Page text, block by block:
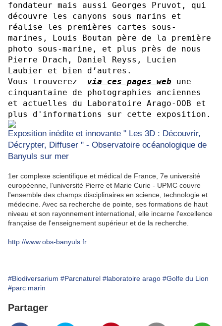
fondateur mais aussi Georges Pruvot, qui
découvre les canyons sous marins et
réalise les premières cartes sous-
marines, Louis Boutan père de la première
photo sous-marine, et plus près de nous
Pierre Drach, Daniel Reyss, Lucien
Laubier et bien d’autres.
Vous trouverez via ces pages web une
cinquantaine de photographies anciennes
et actuelles du Laboratoire Arago-OOB et
plus d'informations sur cette exposition.
Exposition inédite et innovante " Les 3D : Découvrir,
Décrypter, Diffuser " - Observatoire océanologique de
Banyuls sur mer
1er complexe scientifique et médical de France, 7e université
européenne, l'université Pierre et Marie Curie - UPMC couvre
l'ensemble des champs disciplinaires en science, technologie et
médecine. Avec sa recherche de pointe, ses formations de haut
niveau et son rayonnement international, elle incarne l'excellence
française de l'enseignement supérieur et de la recherche.
http://www.obs-banyuls.fr
#Biodiversarium #Parcnaturel #laboratoire arago #Golfe du Lion
#parc marin
Partager